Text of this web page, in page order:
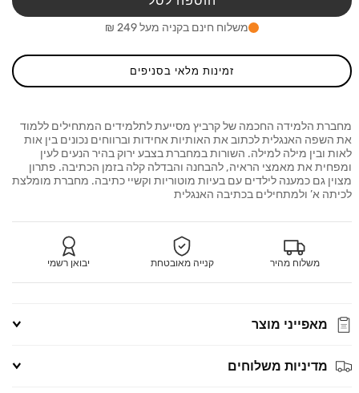
משלוח חינם בקניה מעל 249 ₪
זמינות מלאי בסניפים
מחברת הלמידה החכמה של קרביץ מסייעת לתלמידים המתחילים ללמוד
את השפה האנגלית לכתוב את האותיות אחידות וברווחים נכונים בין אות
לאות ובין מילה למילה. השורות במחברת בצבע ירוק בהיר הנעים לעין
ומפחית את מאמצי הראיה, להבחנה והבדלה קלה בזמן הכתיבה. פתרון
מצוין גם כמענה לילדים עם בעיות מוטוריות וקשיי כתיבה. מחברת מומלצת
לכיתה א’ ולמתחילים בכתיבה האנגלית
משלוח מהיר קנייה מאובטחת יבואן רשמי
מאפייני מוצר
מדיניות משלוחים